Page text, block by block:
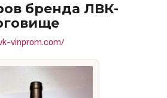
бренда ЛВК-
vinprom.com/